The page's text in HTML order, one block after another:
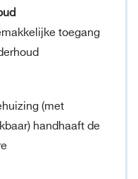
toegang
(met
handhaaft de